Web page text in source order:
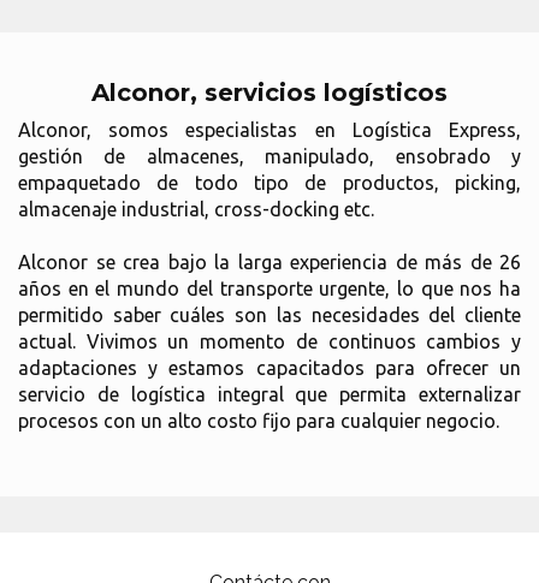
Alconor, servicios logísticos
Alconor, somos especialistas en Logística Express,
gestión de almacenes, manipulado, ensobrado y
empaquetado de todo tipo de productos, picking,
almacenaje industrial, cross-docking etc.
Alconor se crea bajo la larga experiencia de más de 26
años en el mundo del transporte urgente, lo que nos ha
permitido saber cuáles son las necesidades del cliente
actual. Vivimos un momento de continuos cambios y
adaptaciones y estamos capacitados para ofrecer un
servicio de logística integral que permita externalizar
procesos con un alto costo fijo para cualquier negocio.